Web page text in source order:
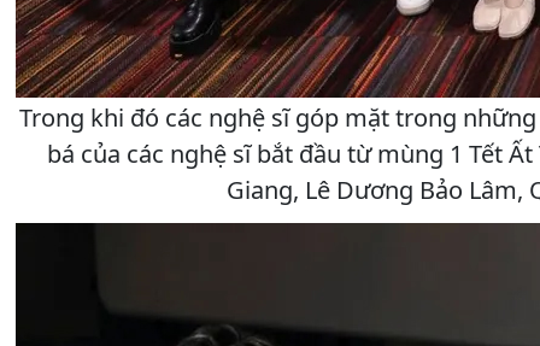
Trong khi đó các nghệ sĩ góp mặt trong
bá của các nghệ sĩ bắt đầu từ mùng 1 Tết
Giang, Lê Dương Bảo Lâm,